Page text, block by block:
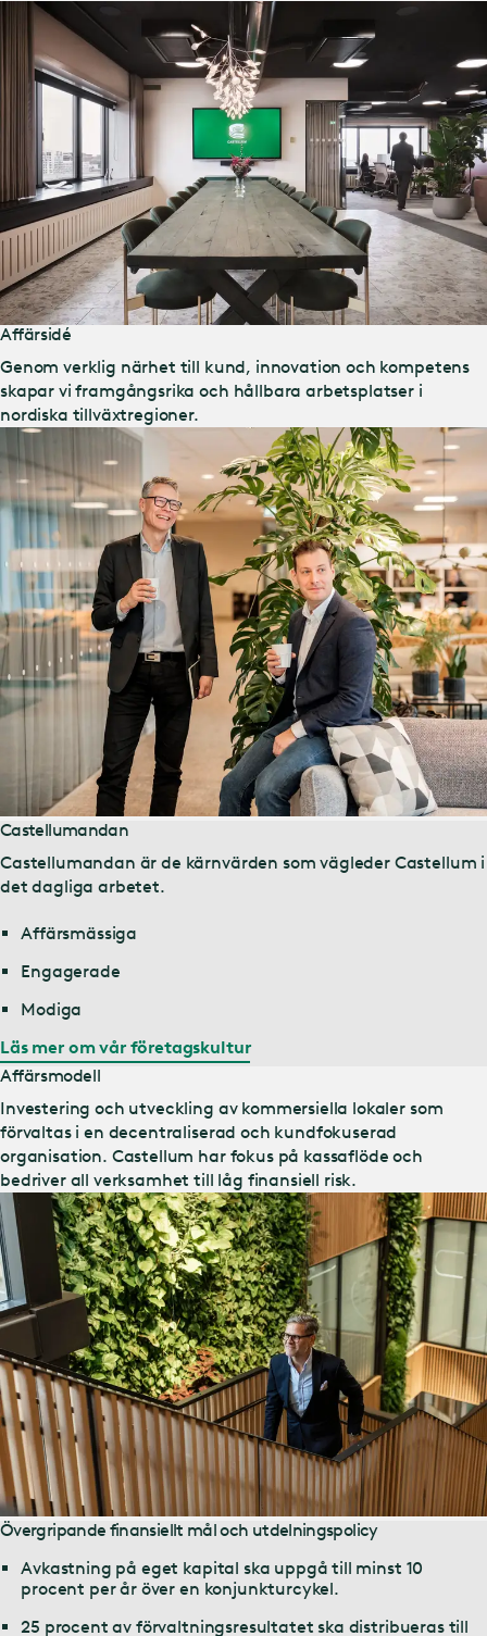
Affärsidé
Genom verklig närhet till kund, innovation och kompetens
skapar vi framgångsrika och hållbara arbetsplatser i
nordiska tillväxtregioner.
Castellumandan
Castellumandan är de kärnvärden som vägleder Castellum i
det dagliga arbetet.
Affärsmässiga
Engagerade
Modiga
Läs mer om vår företagskultur
Affärsmodell
Investering och utveckling av kommersiella lokaler som
förvaltas i en decentraliserad och kundfokuserad
organisation. Castellum har fokus på kassaflöde och
bedriver all verksamhet till låg finansiell risk.
Övergripande finansiellt mål och utdelningspolicy
Avkastning på eget kapital ska uppgå till minst 10
procent per år över en konjunkturcykel.
25 procent av förvaltningsresultatet ska distribueras till